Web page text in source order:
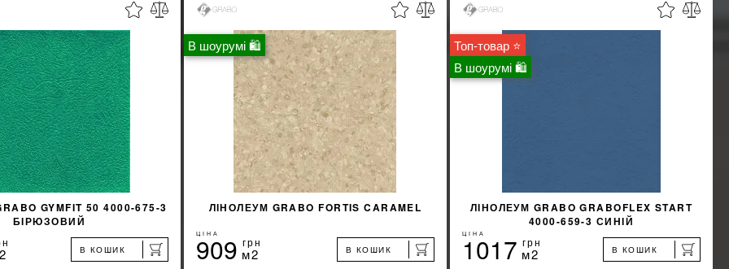
%
КУПИТИ
%
КУПИТИ
%
GYMFIT 50 4000-675-3
БІРЮЗОВИЙ
В КОШИК
В шоурумі 🛍
ЛІНОЛЕУМ GRABO FORTIS CARAMEL
ЦІНА
909 грн
м2 В КОШИК
Топ-товар ⭐
В шоурумі 🛍
ЛІНОЛЕУМ GRABO GRABOFLEX START
4000-659-3 СИНІЙ
ЦІНА
1017 грн
м2 В КОШИК